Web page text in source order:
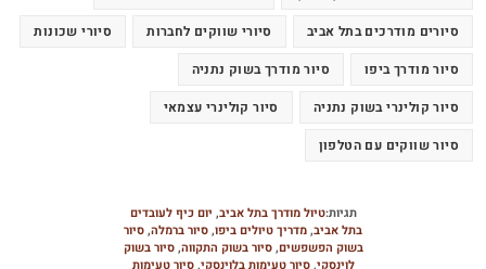
סיורים מודרכים בתל אביב
סיורי שווקים לחברות
סיורי שכונות
סיור מודרך ביפו
סיור מודרך בשוק נתניה
סיור קולינרי בשוק נתניה
סיור קולינרי עצמאי
סיור שווקים עם הטלפון
תגיות:טיול מודרך בתל אביב, יום כיף לעובדים
בתל אביב,מדריך טיולים ביפו,סיור ברמלה,סיור
בשוק הפשפשים, סיור בשוק התקווה, סיור בשוק
לוינסקי, סיור טעימות בלוינסקי, סיור טעימות